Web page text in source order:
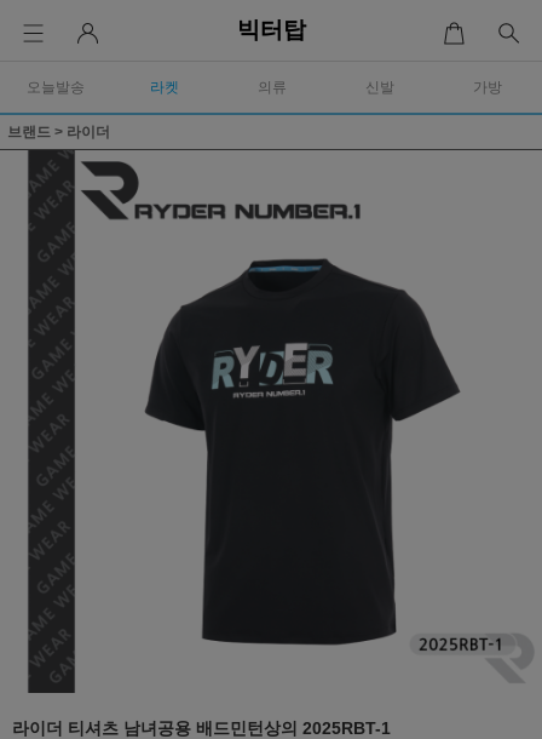
빅터탑
오늘발송 라켓 의류 신발 가방
브랜드 > 라이더
라이더 티셔츠 남녀공용 배드민턴상의 2025RBT-1